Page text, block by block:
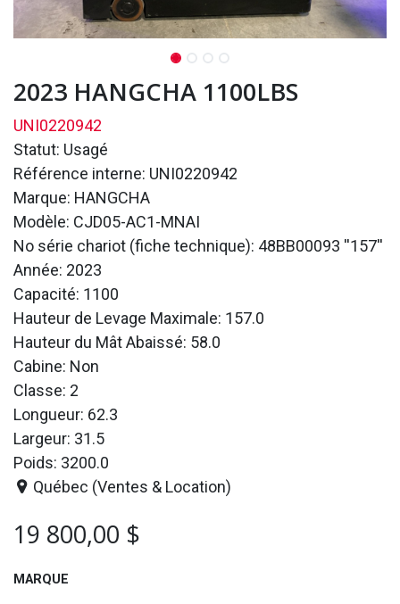
2023 HANGCHA 1100LBS
UNI0220942
Statut: Usagé
Référence interne: UNI0220942
Marque: HANGCHA
Modèle: CJD05-AC1-MNAI
No série chariot (fiche technique): 48BB00093 ''157''
Année: 2023
Capacité: 1100
Hauteur de Levage Maximale: 157.0
Hauteur du Mât Abaissé: 58.0
Cabine: Non
Classe: 2
Longueur: 62.3
Largeur: 31.5
Poids: 3200.0
Québec (Ventes & Location)
19 800,00 $
MARQUE